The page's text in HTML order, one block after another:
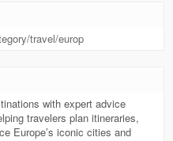
travel/europ
with expert advice
travelers plan itineraries,
Europe’s iconic cities and